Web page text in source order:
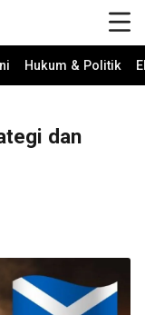
Hukum & Politik
dan